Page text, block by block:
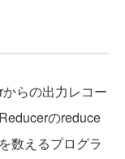
らの出力レコー
のreduce
数えるプログラ